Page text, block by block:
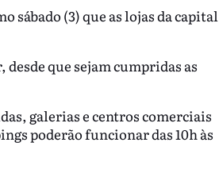
sábado (3) que as lojas da capital
que sejam cumpridas as
galerias e centros comerciais
poderão funcionar das 10h às